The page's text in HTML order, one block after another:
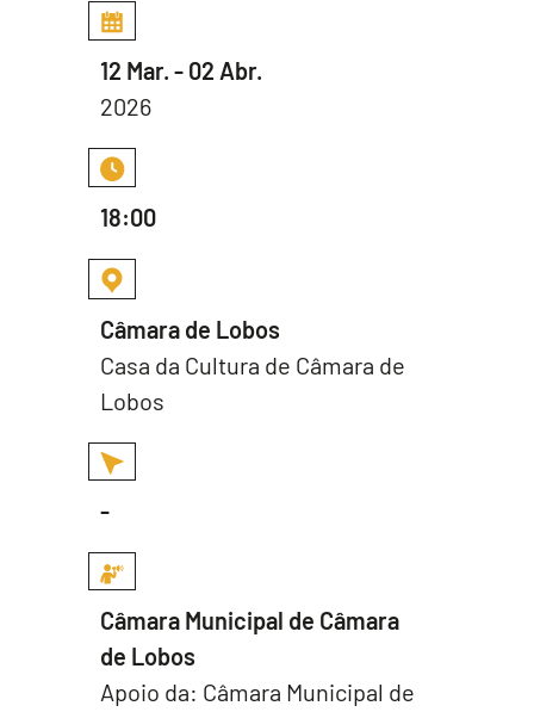
12 Mar. - 02 Abr.
2026
18:00
Câmara de Lobos
Casa da Cultura de Câmara de
Lobos
-
Câmara Municipal de Câmara
de Lobos
Apoio da: Câmara Municipal de